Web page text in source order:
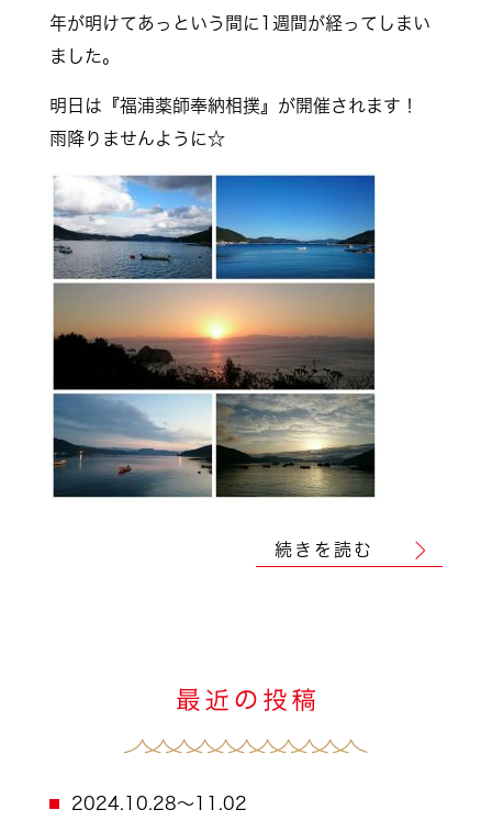
年が明けてあっという間に1週間が経ってしまい
ました。
明日は『福浦薬師奉納相撲』が開催されます！
雨降りませんように☆
続きを読む
2024.10.28～11.02